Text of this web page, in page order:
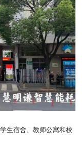
生宿舍、教师公寓和校